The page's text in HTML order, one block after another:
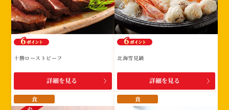
十勝ローストビーフ
詳細を見る
北海雪見鍋
詳細を見る
食 食